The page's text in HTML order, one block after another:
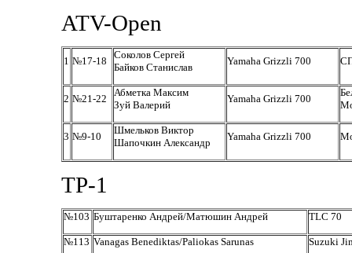
ATV-Open
1 №17-18
Соколов Сергей
Байков Станислав
Yamaha Grizzli 700
2 №21-22
Абметка Максим
Зуй Валерий
Yamaha Grizzli 700
3 №9-10
Шмельков Виктор
Шапочкин Александр
Yamaha Grizzli 700
ТР-1
№103 Буштаренко Андрей/Матюшин Андрей TLC 70
№113 Vanagas Benediktas/Paliokas Sarunas Suzuki